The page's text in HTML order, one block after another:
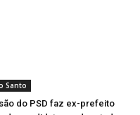
Santo
do PSD faz ex-prefeito